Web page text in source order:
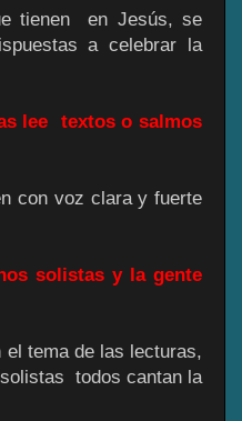
tienen en Jesús, se
a celebrar la
lee textos o salmos
con voz clara y fuerte
solistas y la gente
el tema de las lecturas,
todos cantan la